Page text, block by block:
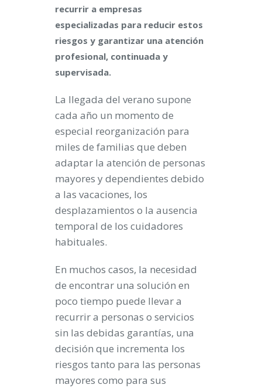
recurrir a empresas
especializadas para reducir estos
riesgos y garantizar una atención
profesional, continuada y
supervisada.
La llegada del verano supone
cada año un momento de
especial reorganización para
miles de familias que deben
adaptar la atención de personas
mayores y dependientes debido
a las vacaciones, los
desplazamientos o la ausencia
temporal de los cuidadores
habituales.
En muchos casos, la necesidad
de encontrar una solución en
poco tiempo puede llevar a
recurrir a personas o servicios
sin las debidas garantías, una
decisión que incrementa los
riesgos tanto para las personas
mayores como para sus